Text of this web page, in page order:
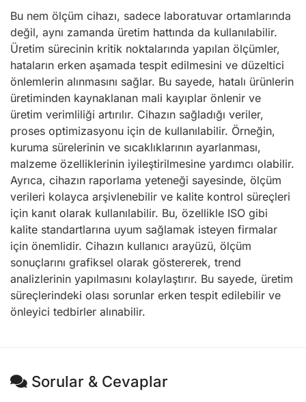
Bu nem ölçüm cihazı, sadece laboratuvar ortamlarında
değil, aynı zamanda üretim hattında da kullanılabilir.
Üretim sürecinin kritik noktalarında yapılan ölçümler,
hataların erken aşamada tespit edilmesini ve düzeltici
önlemlerin alınmasını sağlar. Bu sayede, hatalı ürünlerin
üretiminden kaynaklanan mali kayıplar önlenir ve
üretim verimliliği artırılır. Cihazın sağladığı veriler,
proses optimizasyonu için de kullanılabilir. Örneğin,
kuruma sürelerinin ve sıcaklıklarının ayarlanması,
malzeme özelliklerinin iyileştirilmesine yardımcı olabilir.
Ayrıca, cihazın raporlama yeteneği sayesinde, ölçüm
verileri kolayca arşivlenebilir ve kalite kontrol süreçleri
için kanıt olarak kullanılabilir. Bu, özellikle ISO gibi
kalite standartlarına uyum sağlamak isteyen firmalar
için önemlidir. Cihazın kullanıcı arayüzü, ölçüm
sonuçlarını grafiksel olarak göstererek, trend
analizlerinin yapılmasını kolaylaştırır. Bu sayede, üretim
süreçlerindeki olası sorunlar erken tespit edilebilir ve
önleyici tedbirler alınabilir.
Sorular & Cevaplar